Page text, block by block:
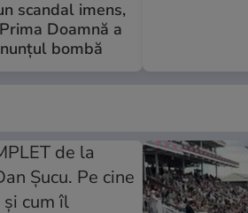
scandal imens,
Doamnă a
bombă